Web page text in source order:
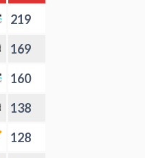
219
169
160
138
128